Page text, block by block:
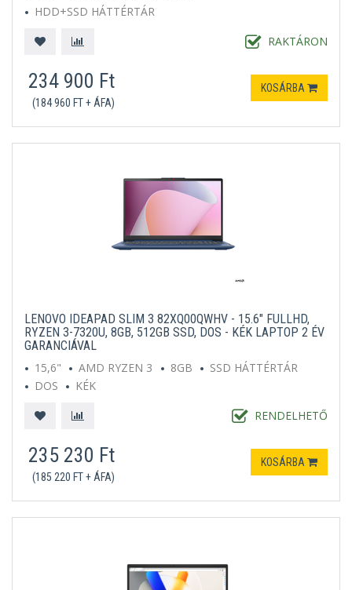
HDD+SSD HÁTTÉRTÁR
RAKTÁRON
234 900 Ft
(184 960 FT + ÁFA)
KOSÁRBA
LENOVO IDEAPAD SLIM 3 82XQ00QWHV - 15.6" FULLHD,
RYZEN 3-7320U, 8GB, 512GB SSD, DOS - KÉK LAPTOP 2 ÉV
GARANCIÁVAL
15,6"
AMD RYZEN 3 8GB
SSD HÁTTÉRTÁR
DOS
KÉK
RENDELHETŐ
235 230 Ft
(185 220 FT + ÁFA)
KOSÁRBA